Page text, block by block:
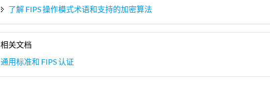
了解 FIPS 操作模式术语和支持的加密算法
相关文档
通用标准和 FIPS 认证